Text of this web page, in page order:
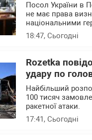
Посол України в
не має права
національними
18:47, Сьогодні
Rozetka
удару по
Найбільший
100 тисяч
ракетної атаки.
17:41, Сьогодні